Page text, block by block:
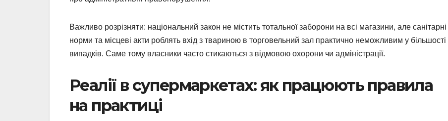
Важливо розрізняти: національний закон не містить тотальної заборони на всі магазини, але санітарні
норми та місцеві акти роблять вхід з твариною в торговельний зал практично неможливим у більшості
випадків. Саме тому власники часто стикаються з відмовою охорони чи адміністрації.
Реалії в супермаркетах: як працюють правила
на практиці